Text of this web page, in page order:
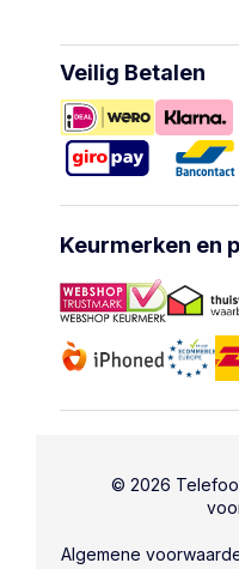
Veilig Betalen
Keurmerken en
© 2026
Algemene